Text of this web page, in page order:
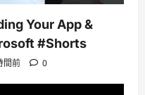
Your App &
#Shorts
間前 0